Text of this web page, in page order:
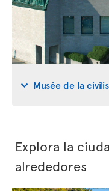
Musée de la
Explora la
alrededores